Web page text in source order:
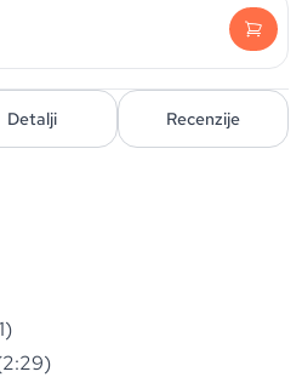
Detalji Recenzije